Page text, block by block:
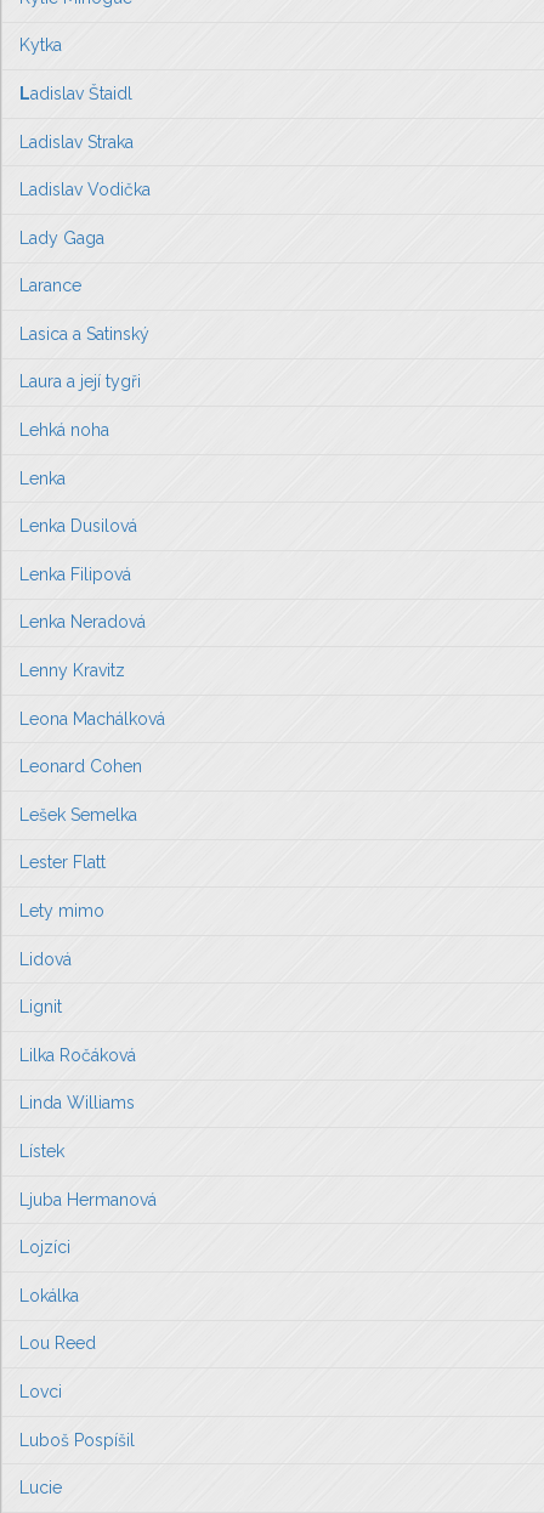
Kytka
Ladislav Štaidl
Ladislav Straka
Ladislav Vodička
Lady Gaga
Larance
Lasica a Satinský
Laura a její tygři
Lehká noha
Lenka
Lenka Dusilová
Lenka Filipová
Lenka Neradová
Lenny Kravitz
Leona Machálková
Leonard Cohen
Lešek Semelka
Lester Flatt
Lety mimo
Lidová
Lignit
Lilka Ročáková
Linda Williams
Lístek
Ljuba Hermanová
Lojzíci
Lokálka
Lou Reed
Lovci
Luboš Pospíšil
Lucie